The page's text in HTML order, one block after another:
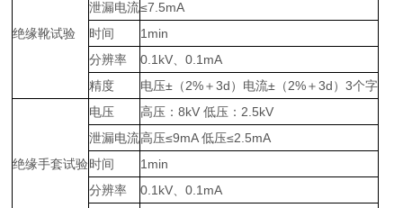
绝缘靴试验
泄漏电流≤7.5mA
时间
1min
分辨率
0.1kV、0.1mA
精度
电压±（2%＋3d）电流±（2%＋3d）3个字
绝缘手套试验
电压
高压：8kV 低压：2.5kV
泄漏电流高压≤9mA 低压≤2.5mA
时间
1min
分辨率
0.1kV、0.1mA